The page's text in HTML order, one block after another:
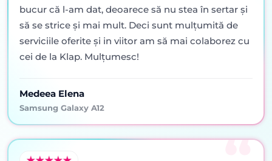
bucur că l-am dat, deoarece să nu stea în sertar şi
să se strice şi mai mult. Deci sunt mulţumită de
serviciile oferite şi in viitor am să mai colaborez cu
cei de la Klap. Mulţumesc!
Medeea Elena
Samsung Galaxy A12